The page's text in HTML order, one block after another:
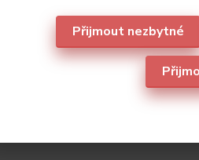
Přijmout nezbytné